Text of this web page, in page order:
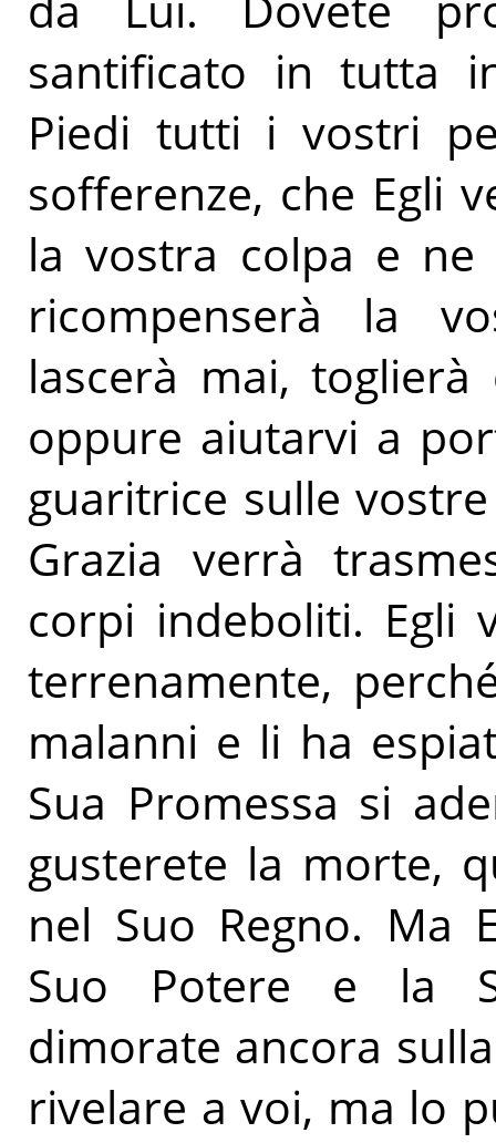
santificato in tutta
Piedi tutti i vostri
sofferenze, che Egli
la vostra colpa e ne
ricompenserà la
lascerà mai,
oppure aiutarvi a
guaritrice sulle
Grazia verrà
corpi indeboliti. Egli
terrenamente,
malanni e li ha
Sua Promessa si
gusterete la morte,
nel Suo Regno. Ma
Suo Potere e la
dimorate ancora
rivelare a voi, ma lo